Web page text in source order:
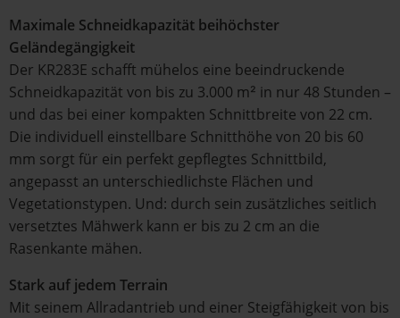
Maximale Schneidkapazität beihöchster
Geländegängigkeit
Der KR283E schafft mühelos eine beeindruckende
Schneidkapazität von bis zu 3.000 m² in nur 48 Stunden –
und das bei einer kompakten Schnittbreite von 22 cm.
Die individuell einstellbare Schnitthöhe von 20 bis 60
mm sorgt für ein perfekt gepflegtes Schnittbild,
angepasst an unterschiedlichste Flächen und
Vegetationstypen. Und: durch sein zusätzliches seitlich
versetztes Mähwerk kann er bis zu 2 cm an die
Rasenkante mähen.
Stark auf jedem Terrain
Mit seinem Allradantrieb und einer Steigfähigkeit von bis